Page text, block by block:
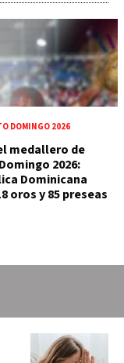
DOMINGO 2026
medallero de
2026:
Dominicana
oros y 85 preseas